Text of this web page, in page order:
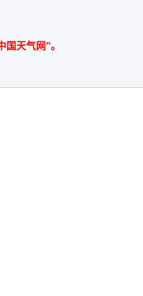
国天气网”。